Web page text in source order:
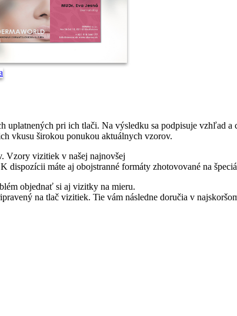
uplatnených pri ich tlači. Na výsledku sa podpisuje vzhľad
vkusu širokou ponukou aktuálnych vzorov.
Vzory vizitiek v našej najnovšej
dispozícii máte aj obojstranné formáty zhotovované na
objednať si aj vizitky na mieru.
na tlač vizitiek. Tie vám následne doručia v